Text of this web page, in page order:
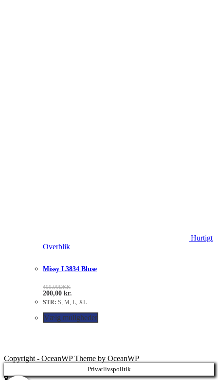
Hurtigt
Overblik
Missy L3834 Bluse
400.00DKK
200,00 kr.
STR: S, M, L, XL
Vælg muligheder
Copyright - OceanWP Theme by OceanWP
Privatlivspolitik